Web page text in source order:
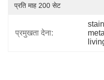
प्रति माह 200 सेट
प्रमुखता देना: